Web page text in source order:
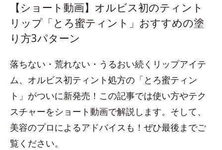
【ショート動画】オルビス初のティント
リップ「とろ蜜ティント」おすすめの塗
り方3パターン
落ちない・荒れない・うるおい続くリップアイテ
ム、オルビス初ティント処方の「とろ蜜ティン
ト」がついに新発売！この記事では使い方やテク
スチャーをショート動画で解説します。そして、
美容のプロによるアドバイスも！ぜひ最後までご
覧ください。